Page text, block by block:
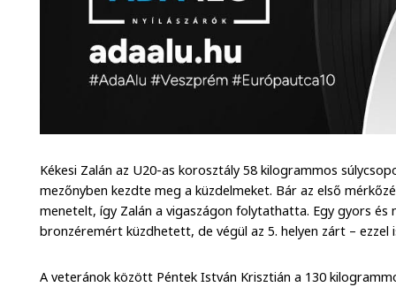
Kékesi Zalán az U20-as korosztály 58 kilogrammos
mezőnyben kezdte meg a küzdelmeket. Bár az első
menetelt, így Zalán a vigaszágon folytathatta. Egy gyors
bronzéremért küzdhetett, de végül az 5. helyen zárt –
A veteránok között Péntek István Krisztián a 130